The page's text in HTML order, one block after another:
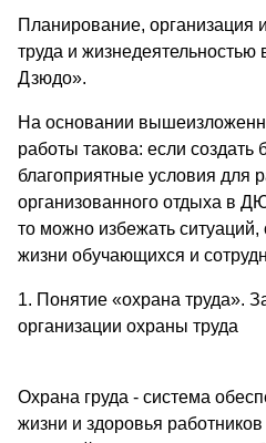
Планирование, организация
труда и
Дзюдо».
На основании
работы такова: если создать
благоприятные условия для
организованного отдыха в
то можно избежать
жизни обучающихся и
1. Понятие «охрана труда».
организации охраны труда
Охрана груда - система
жизни и здоровья